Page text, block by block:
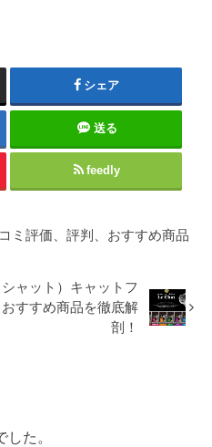
シェア
送る
feedly
ミ評価、評判、おすすめ商品
ャット）キャットフ
すすめ商品を徹底解
剖！
た。